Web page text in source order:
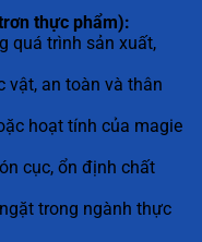
thực phẩm):
quá trình sản xuất,
an toàn và thân
hoạt tính của magie
cục, ổn định chất
trong ngành thực